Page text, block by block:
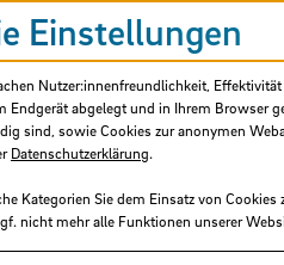
für Menschen
den Menschen
Einstellungen
Nutzer:innenfreundlichkeit,
Endgerät abgelegt und in Ihrem Browser
sind, sowie Cookies zur anonymen
Datenschutzerklärung.
Kategorien Sie dem Einsatz von
nicht mehr alle Funktionen unserer